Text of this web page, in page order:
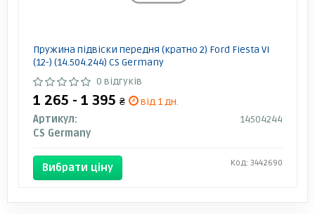
Пружина підвіски передня (кратно 2) Ford Fiesta VI
(12-) (14.504.244) CS Germany
0 відгуків
1 265 - 1 395 ₴
від 1 дн.
Артикул:
14504244
CS Germany
Вибрати ціну Код: 3442690